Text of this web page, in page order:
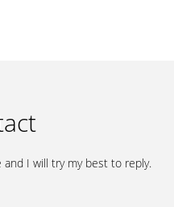
and I will try my best to reply.